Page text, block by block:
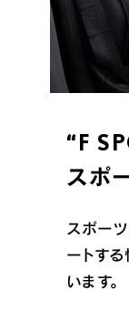
“F
スポ
スポー
ートす
います。